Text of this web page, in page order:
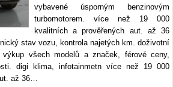
vybavené úsporným benzinovým
turbomotorem. více než 19 000
kvalitních a prověřených aut. až 36
stav vozu, kontrola najetých km. doživotní
výkup všech modelů a značek, férové ceny,
digi klima, infotainmetn více než 19 000
až 36…